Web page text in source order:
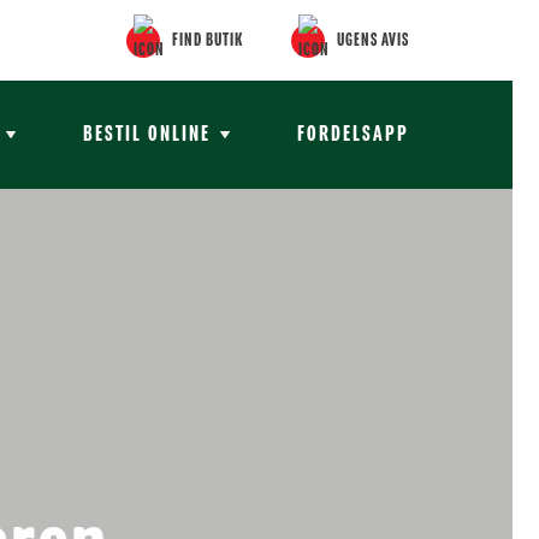
FIND BUTIK UGENS AVIS
BESTIL ONLINE FORDELSAPP